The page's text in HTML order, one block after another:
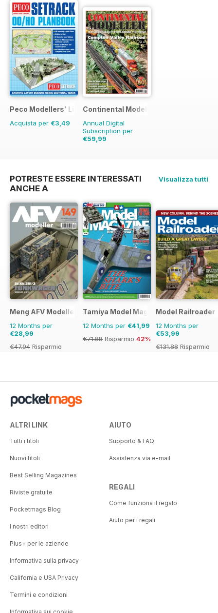
Peco Modellers' Library
Acquista per €3,49
Continental Modeller
Annual Digital
Subscription per
€59,99
POTRESTE ESSERE INTERESSATI
ANCHE A
Visualizza tutti
Meng AFV Modeller
12 Months per
€28,99
€47.94 Risparmio
Tamiya Model Magazine
12 Months per €41,99
€71.88 Risparmio 42%
Model Railroader
12 Months per
€53,99
€131.88 Risparmio
ALTRI LINK
Tutti i titoli
Nuovi titoli
Best Selling Magazines
Riviste gratuite
Pocketmags Blog
I nostri editori
Plus+ per le aziende
Informativa sulla privacy
California e USA Privacy
Termini e condizioni
AIUTO
Supporto & FAQ
Assistenza via e-mail
REGALI
Come funziona il regalo
Aiuto per i regali